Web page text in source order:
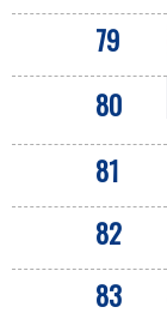
79
80
81
82
83